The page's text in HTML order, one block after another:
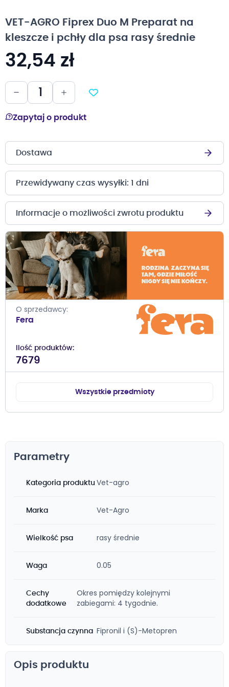
galerii
VET-AGRO Fiprex Duo M Preparat na
kleszcze i pchły dla psa rasy średnie
32,54 zł
Zapytaj o produkt
Dostawa
Przewidywany czas wysyłki: 1 dni
Informacje o możliwości zwrotu produktu
O sprzedawcy
Fera
Ilość produktów
7679
Wszystkie przedmioty
Parametry
Kategoria produktu Vet-agro
Marka Vet-Agro
Wielkość psa rasy średnie
Waga 0.05
Cechy
dodatkowe
Okres pomiędzy kolejnymi
zabiegami: 4 tygodnie.
Substancja czynna Fipronil i (S)-Metopren
Opis produktu